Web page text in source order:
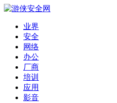
业界
安全
网络
办公
厂商
培训
应用
影音